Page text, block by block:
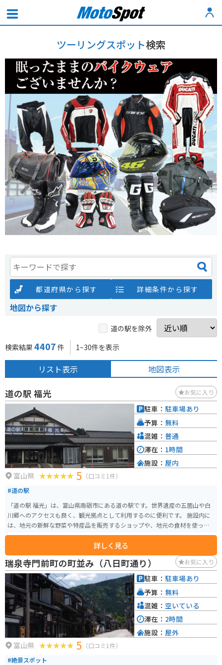
ツーリングスポット検索
都道府県から探す 詳細条件から探す
地図から探す
道の駅を除外
検索結果 4407 件 1~30件を表示
リスト表示 地図表示
道の駅 福光 お気に入り
富山県 5 （口コミ1件）
#道の駅
「道の駅 福光」は、富山県南砺市にある道の駅です。世界遺産の五箇山や白
川郷へのアクセスも良く、観光拠点として利用するのに便利です。 施設内に
は、地元の新鮮な野菜や特産品を販売するショップや、地元の食材を使った
料理を提供するレストランがあります。 バイクで訪れる場合、道の駅には広
い駐車場が完備されているので安心して駐車できます。また、周辺には、五
箇山の合掌造り集落や、白川郷など、風光明媚なツーリングスポットが点在
しています。 富山県南砺市は、そばの産地としても知られています。道の駅
福光では、地元産のそば粉を使った手打ちそばを味わうことができます。
詳しく見る
駐車： 駐車場あり
予算： 無料
混雑： 普通
滞在： 1時間
施設： 屋内
瑞泉寺門前町の町並み（八日町通り） お気に入り
富山県 5 （口コミ1件）
#絶景スポット
駐車： 駐車場あり
予算： 無料
混雑： 空いている
滞在： 2時間
施設： 屋外